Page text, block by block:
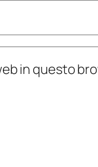
in questo